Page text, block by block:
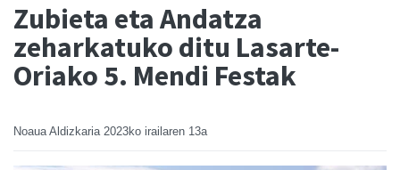
Zubieta eta Andatza
zeharkatuko ditu Lasarte-
Oriako 5. Mendi Festak
Noaua Aldizkaria 2023ko irailaren 13a